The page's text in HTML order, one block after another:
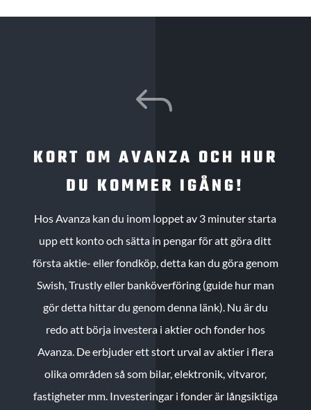
J
KORT OM AVANZA OCH HUR
DU KOMMER IGÅNG!
Hos Avanza kan du inom loppet av 3 minuter starta
upp ett konto och sätta in pengar för att göra ditt
första aktie- eller fondköp, detta kan du göra genom
Swish, Trustly eller banköverföring (guide hur man
gör detta hittar du genom denna länk). Nu är du
redo att börja investera i aktier och fonder hos
Avanza. De erbjuder ett stort urval av aktier i flera
olika områden så som bilar, elektronik, vitvaror,
fastigheter mm. Investeringar i fonder är långsiktiga